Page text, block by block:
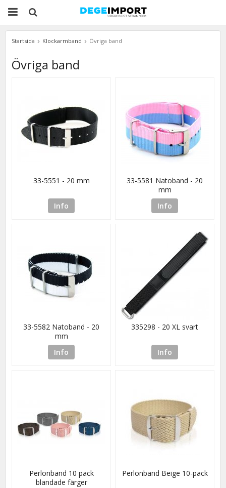
Startsida Klockarmband Övriga band
Övriga band
33-5551 - 20 mm
Info
33-5581 Natoband - 20
mm
Info
33-5582 Natoband - 20
mm
Info
335298 - 20 XL svart
Info
Perlonband 10 pack
blandade färger
Perlonband Beige 10-pack